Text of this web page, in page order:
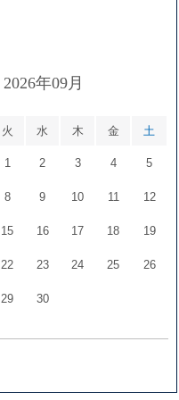
2026年09月
火 水 木 金 土
1 2 3 4 5
8 9 10 11 12
15 16 17 18 19
22 23 24 25 26
29 30